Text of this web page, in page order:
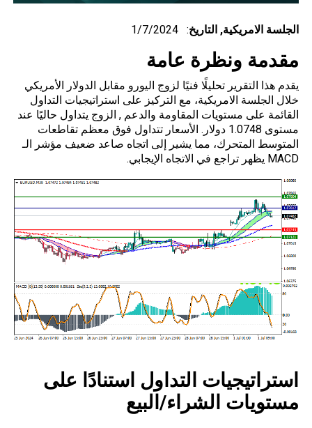
الجلسة الامريكية,التاريخ: 1/7/2024
مقدمة ونظرة عامة
يقدم هذا التقرير تحليلًا فنيًا لزوج اليورو مقابل الدولار الأمريكي
خلال الجلسة الامريكية، مع التركيز على استراتيجيات التداول
القائمة على مستويات المقاومة والدعم , الزوج يتداول حاليًا عند
مستوى 1.0748 دولار. الأسعار تتداول فوق معظم تقاطعات
المتوسط المتحرك، مما يشير إلى اتجاه صاعد ضعيف مؤشر الـ
MACD يظهر تراجع في الاتجاه الإيجابي.
استراتيجيات التداول استنادًا على
مستويات الشراء/البيع